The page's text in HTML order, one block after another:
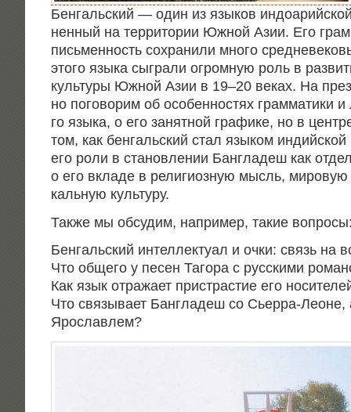
Бен­галь­ский — один из язы­ков
нен­ный на тер­ри­то­рии Южной Азии. Его
пись­мен­ность сохра­ни­ли мно­го
это­го язы­ка сыг­ра­ли огром­ную роль в
куль­ту­ры Южной Азии в 19–20 веках. На
но пого­во­рим об осо­бен­но­стях грам­ма­ти­ки
го язы­ка, о его занят­ной гра­фи­ке, но в
том, как бен­галь­ский стал язы­ком
его роли в ста­нов­ле­нии Бан­гла­деш как
о его вкла­де в рели­ги­оз­ную мысль,
каль­ную культуру.
Так­же мы обсу­дим, напри­мер, такие
Бен­галь­ский интел­лек­ту­ал и очки: связь на
Что обще­го у песен Таго­ра с рус­ски­ми
Как язык отра­жа­ет при­стра­стие его
Что свя­зы­ва­ет Бан­гла­деш со Сьер­ра-Леоне,
Ярославлем?